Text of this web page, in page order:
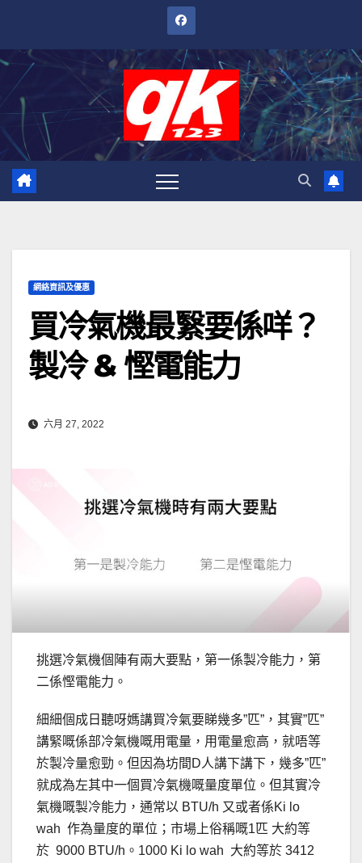
內
網絡資訊及優惠
買冷氣機最繄要係咩？
製冷 & 慳電能力
六月 27, 2022
挑選冷氣機個陣有兩大要點，第一係製冷能力，第
二係慳電能力。
細細個成日聽呀媽講買冷氣要睇幾多”匹”，其實”匹”
講緊嘅係部冷氣機嘅用電量，用電量愈高，就唔等
於製冷量愈勁。但因為坊間D人講下講下，幾多”匹”
就成為左其中一個買冷氣機嘅量度單位。但其實冷
氣機嘅製冷能力，通常以 BTU/h 又或者係Ki lo
wah 作為量度的單位；市場上俗稱嘅1匹 大約等
於 9000 BTU/h。1000 Ki lo wah 大約等於 3412